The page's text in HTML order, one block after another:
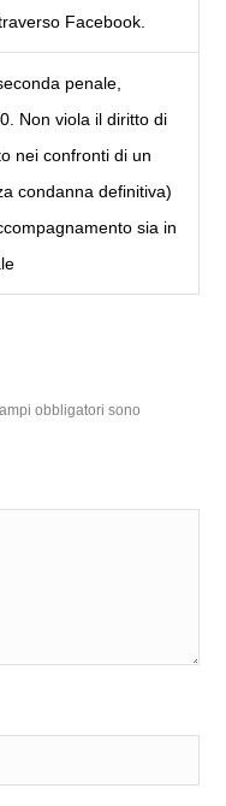
Facebook.
penale,
Non viola il diritto di
nei confronti di un
condanna definitiva)
sia in
obbligatori sono